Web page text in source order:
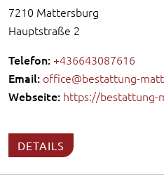
7210 Mattersburg
Hauptstraße 2
Telefon:+436643087616
Email: office@bestattung-
Webseite: https://bestattung-
DETAILS